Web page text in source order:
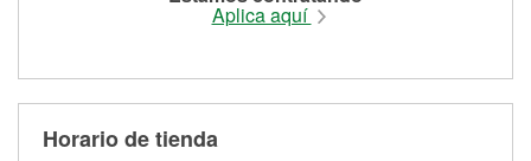
Aplica aquí
Horario de tienda